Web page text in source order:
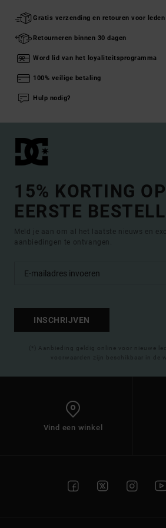
Gratis verzending en retouren voor leden
Retourneren binnen 30 dagen
Word lid van het loyaliteitsprogramma
100% veilige betaling
Hulp nodig?
15% KORTING
EERSTE
Meld je aan om al het laatste nieuws en
aanbiedingen te ontvangen.
INSCHRIJVEN
(*) Aanbieding geldig online voor nieuwe
voorwaarden zijn beschikbaar in de
Vind een winkel